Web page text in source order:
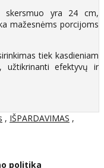
skersmuo yra 24 cm,
mažesnėms porcijoms
tiek kasdieniam
užtikrinanti efektyvų ir
, IŠPARDAVIMAS ,
politika